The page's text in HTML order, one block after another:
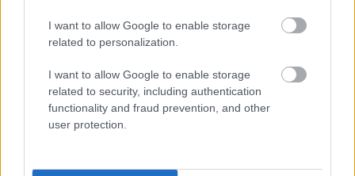
I want to allow Google to enable storage
related to personalization.
I want to allow Google to enable storage
related to security, including authentication
functionality and fraud prevention, and other
user protection.